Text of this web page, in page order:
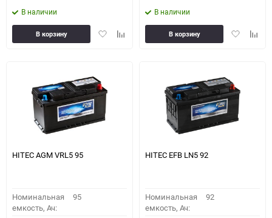
В наличии
ДобавитьДобавить
В корзину
В наличии
Добавить
В корзину
HITEC AGM VRL5 95
Номинальная
емкость, Ач:
95
HITEC EFB LN5 92
Номинальная
емкость, Ач:
92